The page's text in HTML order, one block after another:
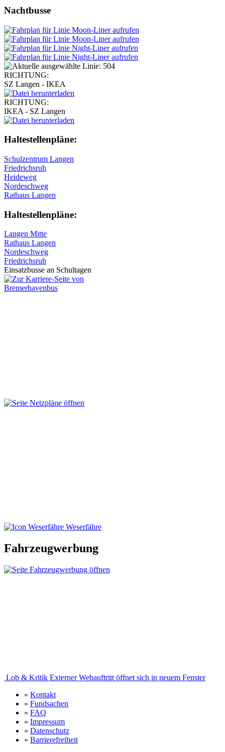
Nachtbusse
RICHTUNG:
SZ Langen - IKEA
RICHTUNG:
IKEA - SZ Langen
Haltestellen­pläne:
Schulzentrum Langen
Friedrichsruh
Heideweg
Nordeschweg
Rathaus Langen
Haltestellen­pläne:
Langen Mitte
Rathaus Langen
Nordeschweg
Friedrichsruh
Einsatzbusse an Schultagen
Weserfähre
Fahrzeugwerbung
Lob & Kritik Externer Webauftritt öffnet sich in neuem Fenster
» Kontakt
» Fundsachen
» FAQ
» Impressum
» Datenschutz
» Barrierefreiheit